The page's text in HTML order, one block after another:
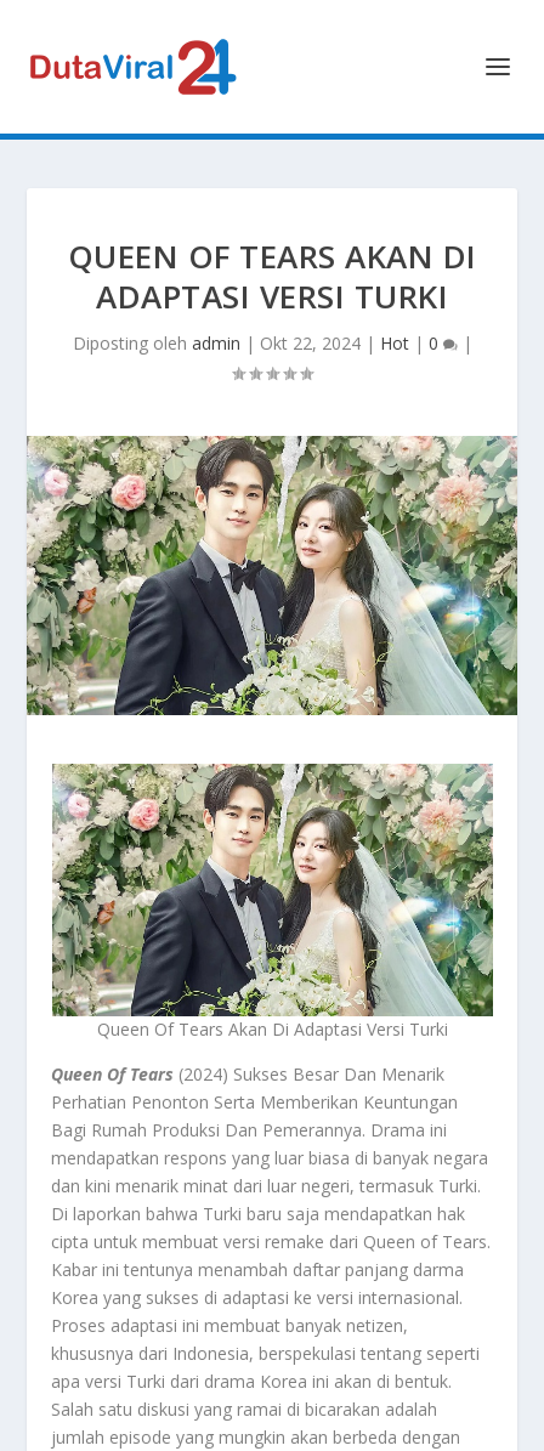
QUEEN OF TEARS AKAN DI
ADAPTASI VERSI TURKI
Diposting oleh admin | Okt 22, 2024| Hot| 0 |
Queen Of Tears Akan Di Adaptasi Versi Turki
Queen Of Tears (2024) Sukses Besar Dan Menarik
Perhatian Penonton Serta Memberikan Keuntungan
Bagi Rumah Produksi Dan Pemerannya. Drama ini
mendapatkan respons yang luar biasa di banyak negara
dan kini menarik minat dari luar negeri, termasuk Turki.
Di laporkan bahwa Turki baru saja mendapatkan hak
cipta untuk membuat versi remake dari Queen of Tears.
Kabar ini tentunya menambah daftar panjang darma
Korea yang sukses di adaptasi ke versi internasional.
Proses adaptasi ini membuat banyak netizen,
khususnya dari Indonesia, berspekulasi tentang seperti
apa versi Turki dari drama Korea ini akan di bentuk.
Salah satu diskusi yang ramai di bicarakan adalah
jumlah episode yang mungkin akan berbeda dengan